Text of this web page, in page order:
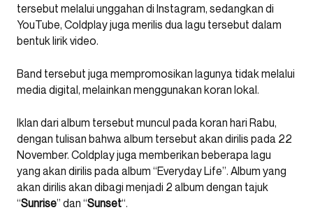
tersebut melalui unggahan di Instagram, sedangkan di
YouTube, Coldplay juga merilis dua lagu tersebut dalam
bentuk lirik video.
Band tersebut juga mempromosikan lagunya tidak melalui
media digital, melainkan menggunakan koran lokal.
Iklan dari album tersebut muncul pada koran hari Rabu,
dengan tulisan bahwa album tersebut akan dirilis pada 22
November. Coldplay juga memberikan beberapa lagu
yang akan dirilis pada album “Everyday Life”. Album yang
akan dirilis akan dibagi menjadi 2 album dengan tajuk
“Sunrise” dan “Sunset“.